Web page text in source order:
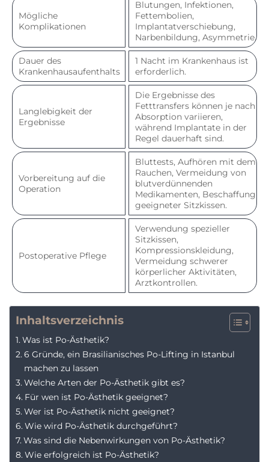
Mögliche
Komplikationen
Blutungen, Infektionen,
Fettembolien,
Implantatverschiebung,
Narbenbildung, Asymmetrie.
Dauer des
Krankenhausaufenthalts
1 Nacht im Krankenhaus ist
erforderlich.
Langlebigkeit der
Ergebnisse
Die Ergebnisse des
Fetttransfers können je nach
Absorption variieren,
während Implantate in der
Regel dauerhaft sind.
Vorbereitung auf die
Operation
Bluttests, Aufhören mit dem
Rauchen, Vermeidung von
blutverdünnenden
Medikamenten, Beschaffung
geeigneter Sitzkissen.
Postoperative Pflege
Verwendung spezieller
Sitzkissen,
Kompressionskleidung,
Vermeidung schwerer
körperlicher Aktivitäten,
Arztkontrollen.
Inhaltsverzeichnis
Was ist Po-Ästhetik?
6 Gründe, ein Brasilianisches Po-Lifting in Istanbul
machen zu lassen
Welche Arten der Po-Ästhetik gibt es?
Für wen ist Po-Ästhetik geeignet?
Wer ist Po-Ästhetik nicht geeignet?
Wie wird Po-Ästhetik durchgeführt?
Was sind die Nebenwirkungen von Po-Ästhetik?
Wie erfolgreich ist Po-Ästhetik?